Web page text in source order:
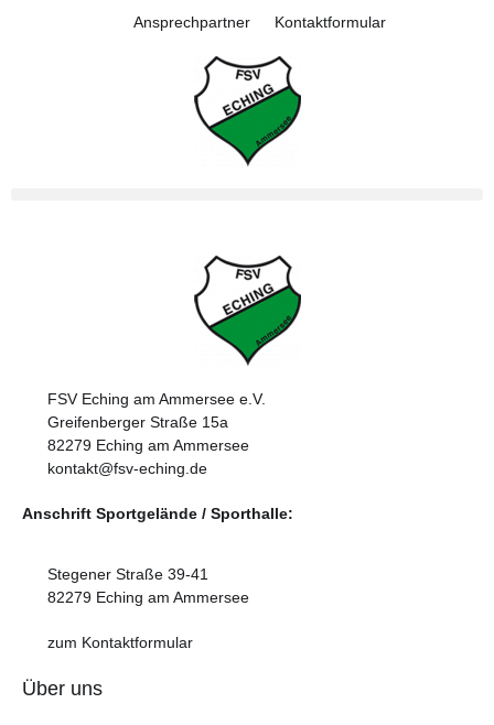
Ansprechpartner Kontaktformular
FSV Eching am Ammersee e.V.
Greifenberger Straße 15a
82279 Eching am Ammersee
kontakt@fsv-eching.de
Anschrift Sportgelände / Sporthalle:
Stegener Straße 39-41
82279 Eching am Ammersee
zum Kontaktformular
Über uns